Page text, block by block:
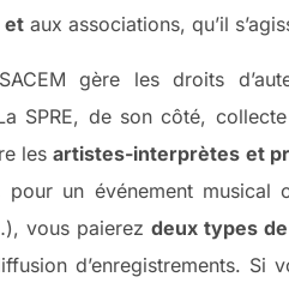
et aux associations, qu’il
gère les droits
SPRE, de son côté,
lesartistes-interprètes et
un événement musical
vous paierez deux types
d’enregistrements. Si